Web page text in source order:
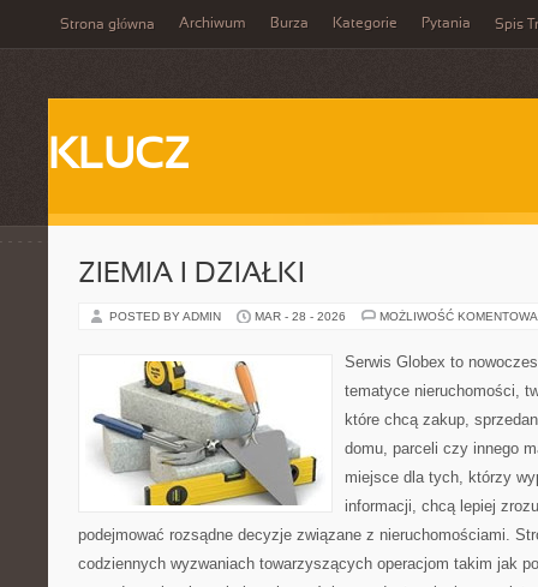
Strona główna Archiwum Burza Kategorie Pytania Spis
KLUCZ
ZIEMIA I DZIAŁKI
POSTED BY ADMIN MAR - 28 - 2026 MOŻLIWOŚĆ
Serwis Globex to
tematyce nieruchomości,
które chcą zakup,
domu, parceli czy innego
miejsce dla tych, którzy
informacji, chcą lepiej
podejmować rozsądne decyzje związane z nieruchomościami.
codziennych wyzwaniach towarzyszących operacjom takim jak